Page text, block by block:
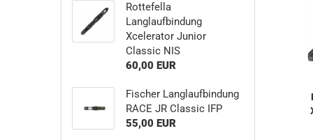
Rottefella
Langlaufbindung
Xcelerator Junior
Classic NIS
60,00 EUR
Fischer Langlaufbindung
RACE JR Classic IFP
55,00 EUR